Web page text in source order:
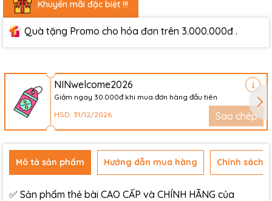
Khuyến mãi đặc biệt !!!
Quà tặng Promo cho hóa đơn trên 3.000.000đ .
NINwelcome2026
Giảm ngay 30.000đ khi mua đơn hàng đầu tiên
HSD: 31/12/2026
Sao chép
Mô tả sản phẩm Hướng dẫn mua hàng Chính sách
✅ Sản phẩm thẻ bài CAO CẤP và CHÍNH HÃNG của